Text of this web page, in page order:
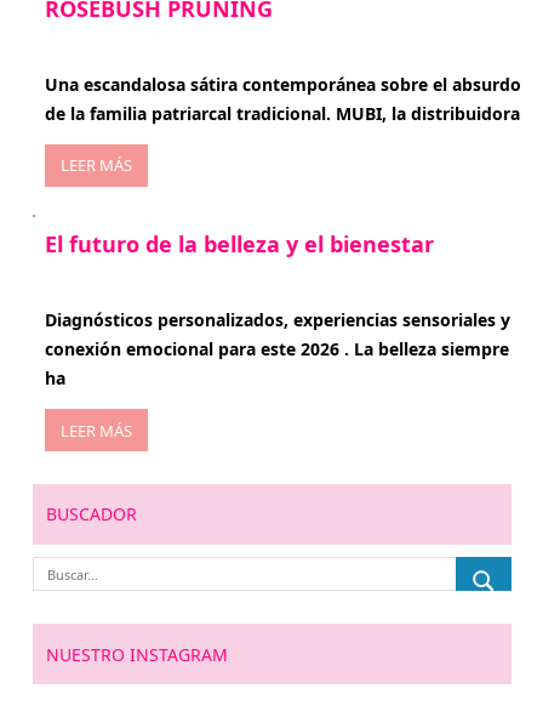
ROSEBUSH PRUNING
Una escandalosa sátira contemporánea sobre el absurdo
de la familia patriarcal tradicional. MUBI, la distribuidora
LEER MÁS
El futuro de la belleza y el bienestar
Diagnósticos personalizados, experiencias sensoriales y
conexión emocional para este 2026 . La belleza siempre
ha
LEER MÁS
BUSCADOR
NUESTRO INSTAGRAM